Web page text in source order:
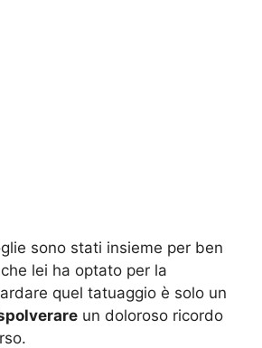
sono stati insieme per ben
lei ha optato per la
quel tatuaggio è solo un
un doloroso ricordo